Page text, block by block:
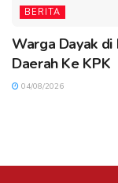
BERITA
Warga Dayak
Daerah Ke KPK
04/08/2026